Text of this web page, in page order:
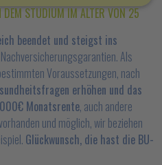
DEM STUDIUM IM ALTER VON 25
beendet und steigst ins
Als
Voraussetzungen, nach
erhöhen und das
Monatsrente, auch andere
und möglich, wir beziehen
Glückwunsch, die hast die BU-